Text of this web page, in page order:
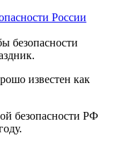
безопасности
известен как
безопасности РФ